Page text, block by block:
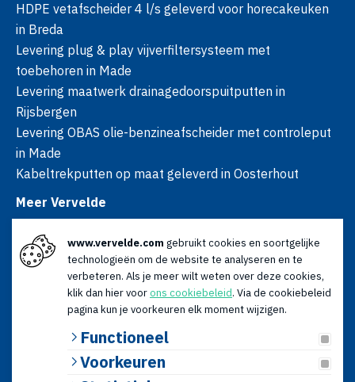
HDPE vetafscheider 4 l/s geleverd voor horecakeuken
in Breda
Levering plug & play vijverfiltersysteem met
toebehoren in Made
Levering maatwerk drainagedoorspuitputten in
Rijsbergen
Levering OBAS olie-benzineafscheider met controleput
in Made
Kabeltrekputten op maat geleverd in Oosterhout
Meer Vervelde
Nieuws
Advies
Openingstijden
Ma t/m vr: 08:00 - 17:00
Za: 09:00 - 12:30
© 2026 Vervelde | KvK: 18120179 | BTW: NL009066196B01 |
www.vervelde.com gebruikt cookies en soortgelijke
technologieën om de website te analyseren en te
verbeteren. Als je meer wilt weten over deze cookies,
klik dan hier voorons cookiebeleid. Via de cookiebeleid
pagina kun je voorkeuren elk moment wijzigen.
Functioneel
Voorkeuren